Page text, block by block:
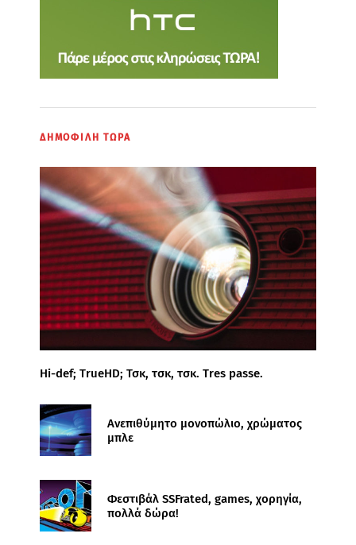
ΔΗΜΟΦΙΛΗ ΤΩΡΑ
Hi-def; TrueHD; Τσκ, τσκ, τσκ. Tres passe.
Ανεπιθύμητο μονοπώλιο, χρώματος
μπλε
Φεστιβάλ SSFrated, games, χορηγία,
πολλά δώρα!